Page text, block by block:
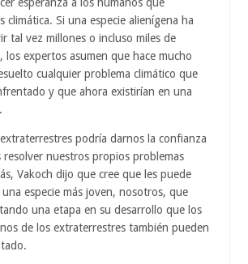
climática. Si una especie alienígena ha
tal vez millones o incluso miles de
los expertos asumen que hace mucho
cualquier problema climático que
y que ahora existirían en una
podría darnos la confianza
resolver nuestros propios problemas
Vakoch dijo que cree que les puede
especie más joven, nosotros, que
una etapa en su desarrollo que los
de los extraterrestres también pueden